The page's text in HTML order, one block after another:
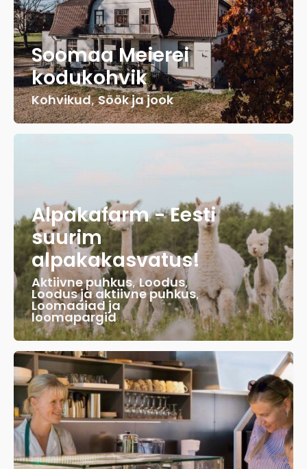
Soomaa Meierei
kodukohvik
Kohvikud,Söök ja jook
Alpakafarm - Eesti
suurim
alpakakasvatus!
Aktiivne puhkus,Loodus,
Loodus ja aktiivne puhkus,
Loomaaiad ja
loomapargid